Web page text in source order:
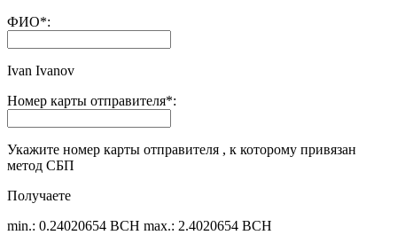
ФИО*:
Ivan Ivanov
Номер карты отправителя*:
Укажите номер карты отправителя , к которому привязан
метод СБП
Получаете
min.: 0.24020654 BCH max.: 2.4020654 BCH